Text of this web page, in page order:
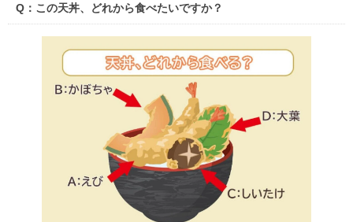
Q：この天丼、どれから食べたいですか？